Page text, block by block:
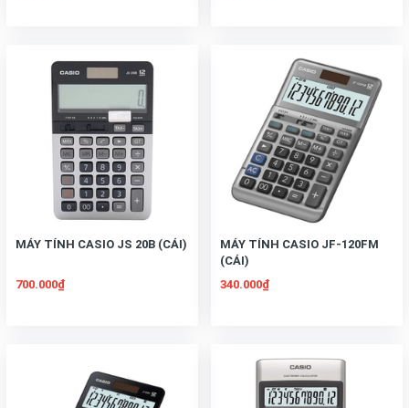
MÁY TÍNH CASIO JS 20B (CÁI)
700.000₫
MÁY TÍNH CASIO JF-120FM
(CÁI)
340.000₫